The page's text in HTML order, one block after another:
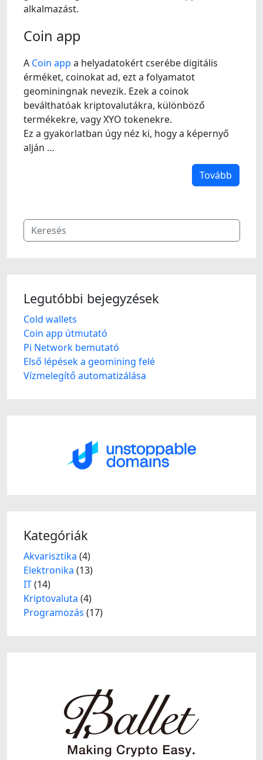
alkalmazást.
Coin app
A Coin app a helyadatokért cserébe digitális
érméket, coinokat ad, ezt a folyamatot
geominingnak nevezik. Ezek a coinok
beválthatóak kriptovalutákra, különböző
termékekre, vagy XYO tokenekre.
Ez a gyakorlatban úgy néz ki, hogy a képernyő
alján …
Tovább
Legutóbbi bejegyzések
Cold wallets
Coin app útmutató
Pi Network bemutató
Első lépések a geomining felé
Vízmelegítő automatizálása
Kategóriák
Akvarisztika (4)
Elektronika (13)
IT(14)
Kriptovaluta (4)
Programozás (17)